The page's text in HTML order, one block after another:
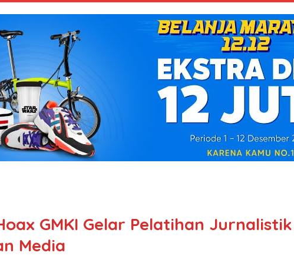
GMKI Gelar Pelatihan Jurnalistik
Media